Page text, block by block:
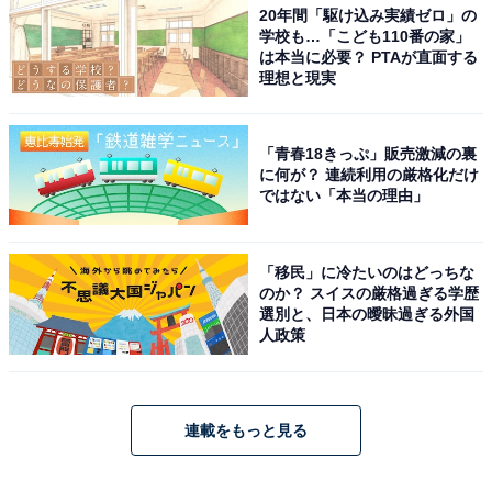
こちらもおすすめ
旅先で買いたい「滋賀県のお土産」ランキン
グ！ 2位「湖のくに生チーズケーキ（工房しゅ
しゅ）」を抑えた1位は？【2025年調査】
20年間「駆け込み実績ゼロ」の
学校も…「こども110番の家」
は本当に必要？ PTAが直面する
理想と現実
「青春18きっぷ」販売激減の裏
に何が？ 連続利用の厳格化だけ
ではない「本当の理由」
「移民」に冷たいのはどっちな
のか？ スイスの厳格過ぎる学歴
選別と、日本の曖昧過ぎる外国
人政策
連載をもっと見る